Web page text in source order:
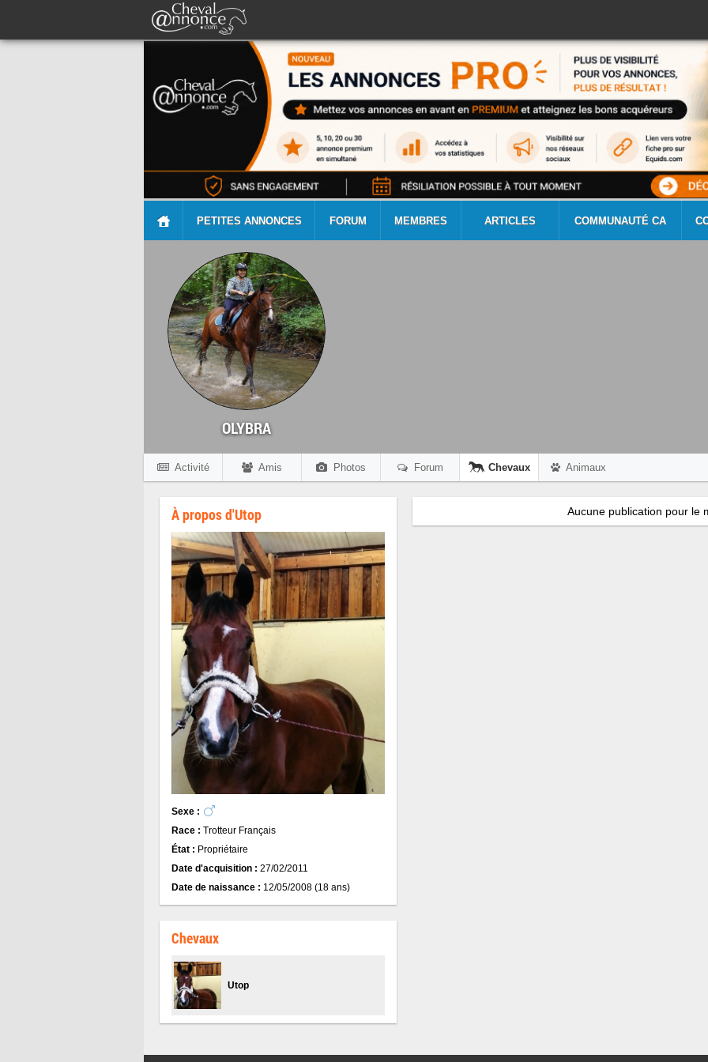
PETITES ANNONCES FORUM MEMBRES ARTICLES COMMUNAUTÉ CA
OLYBRA
Activité Amis Photos Forum Chevaux Animaux
À propos d'Utop
Sexe :
Race : Trotteur Français
État : Propriétaire
Date d'acquisition : 27/02/2011
Date de naissance : 12/05/2008 (18 ans)
Chevaux
Utop
Aucune publication pour le